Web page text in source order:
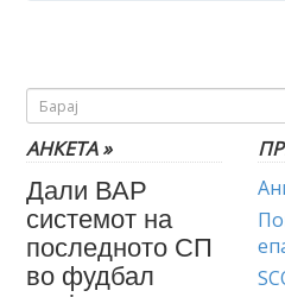
АНКЕТА »
Дали ВАР
системот на
последното СП
во фудбал